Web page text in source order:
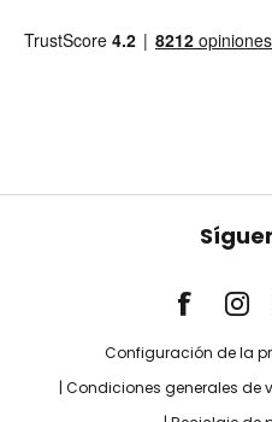
Configuración de la
Condiciones generales de